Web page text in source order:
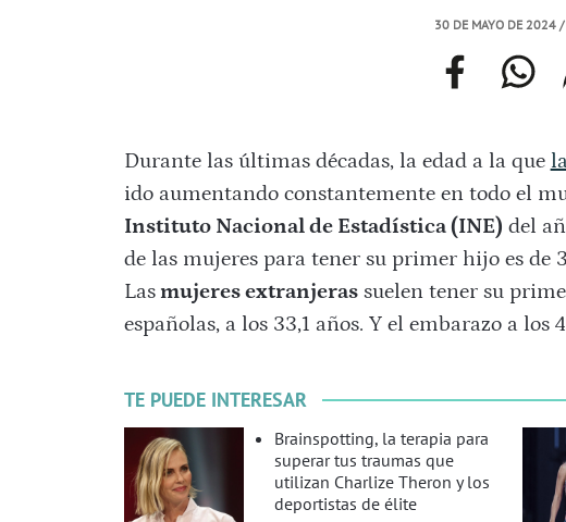
30 DE MAYO DE 2024
facebook
web
Durante las últimas décadas, la edad a la que
ido aumentando constantemente en todo el
Instituto Nacional de Estadística (INE) del
de las mujeres para tener su primer hijo es de
Lasmujeres extranjerassuelen tener su
españolas, a los 33,1 años. Y el embarazo a los
TE PUEDE INTERESAR
Brainspotting, la terapia para
superar tus traumas que
utilizan Charlize Theron y los
deportistas de élite